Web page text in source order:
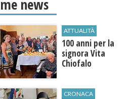
news
ATTUALITÀ
100 anni per la
signora Vita
Chiofalo
CRONACA